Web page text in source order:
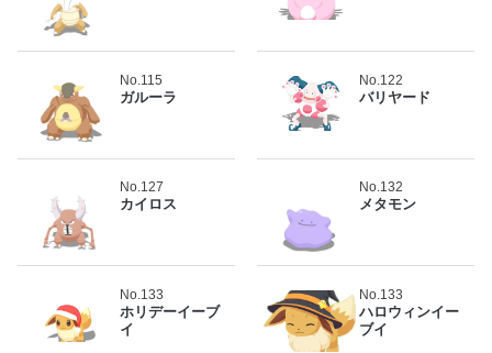
No.115
ガルーラ
No.122
バリヤード
No.127
カイロス
No.132
メタモン
No.133
ホリデーイーブ
イ
No.133
ハロウィンイー
ブイ